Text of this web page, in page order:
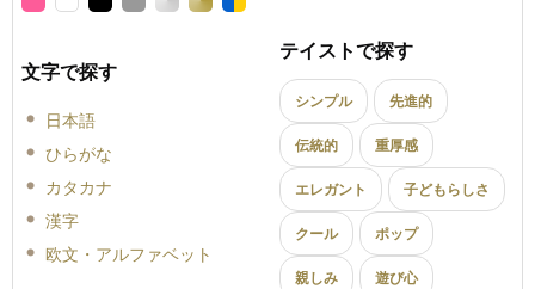
文字で探す
日本語
ひらがな
カタカナ
漢字
欧文・アルファベット
テイストで探す
シンプル 先進的
伝統的 重厚感
エレガント 子どもらしさ
クール ポップ
親しみ 遊び心